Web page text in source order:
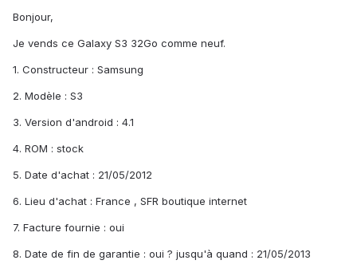
Bonjour,
Je vends ce Galaxy S3 32Go comme neuf.
1. Constructeur : Samsung
2. Modèle : S3
3. Version d'android : 4.1
4. ROM : stock
5. Date d'achat : 21/05/2012
6. Lieu d'achat : France , SFR boutique internet
7. Facture fournie : oui
8. Date de fin de garantie : oui ? jusqu'à quand : 21/05/2013